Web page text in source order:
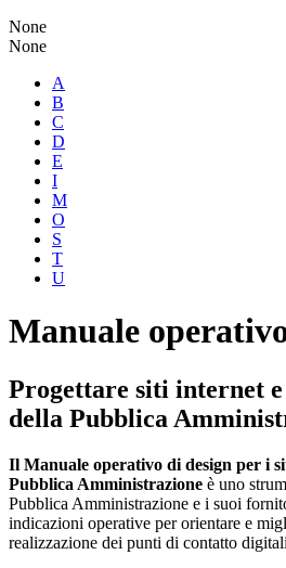
None
None
A
B
C
D
E
I
M
O
S
T
U
Manuale
Progettare siti internet
della Pubblica
Il Manuale operativo di design per i
Pubblica Amministrazione è uno
Pubblica Amministrazione e i suoi
indicazioni operative per orientare e
realizzazione dei punti di contatto